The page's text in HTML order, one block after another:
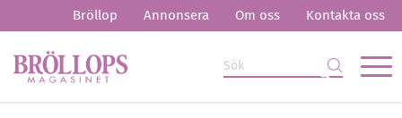
Bröllop Annonsera Om oss Kontakta oss